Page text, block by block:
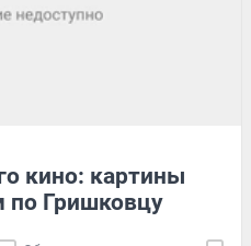
кино: картины
по Гришковцу